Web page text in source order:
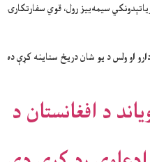
سیمه‌ییز رول، قوي سفارتکارۍ
او ولس د یو شان دریځ ستاینه کړې ده